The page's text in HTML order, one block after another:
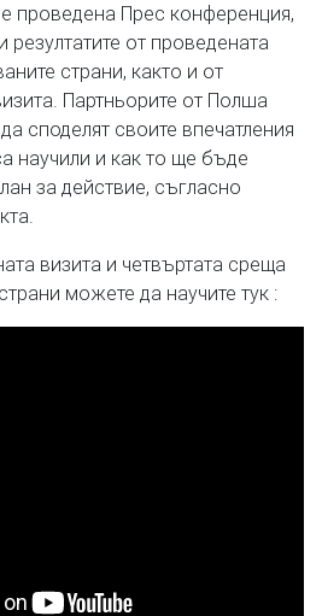
проведена Прес конференция,
от проведената
страни, както и от
Партньорите от Полша
споделят своите впечатления
научили и как то ще бъде
за действие, съгласно
визита и четвъртата среща
можете да научите тук :